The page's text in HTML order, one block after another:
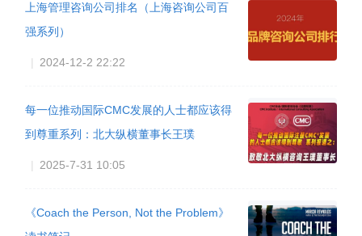
上海管理咨询公司排名（上海咨询公司百
强系列）
| 2024-12-2 22:22
每一位推动国际CMC发展的人士都应该得
到尊重系列：北大纵横董事长王璞
| 2025-7-31 10:05
《Coach the Person, Not the Problem》